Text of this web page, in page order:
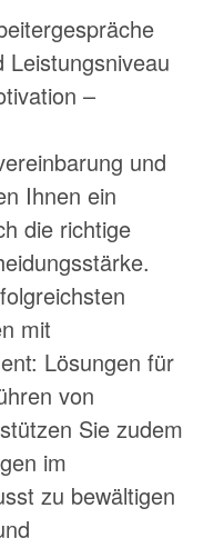
Leistungsniveau
–
und
Ihnen ein
die richtige
mit
Lösungen für
von
Sie zudem
im
zu bewältigen